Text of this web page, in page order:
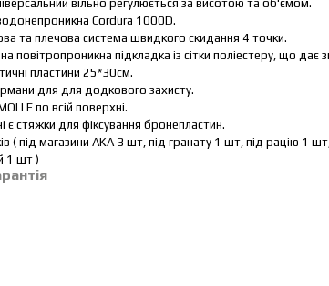
вільно регулюється за висотою та об'ємом.
Cordura 1000D.
та плечова система швидкого скидання 4 точки.
повітропроникна підкладка із сітки поліестеру, що дає
пластини 25*30см.
для для додкового захисту.
по всій поверхні.
є стяжки для фіксування бронепластин.
( під магазини AKА 3 шт, під гранату 1 шт, під рацію 1
1 шт )